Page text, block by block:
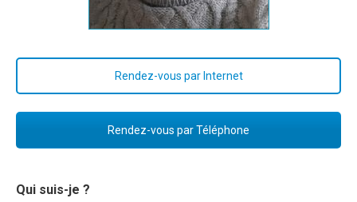
Qui suis-je ?
Rendez-vous par Internet
Rendez-vous par Téléphone